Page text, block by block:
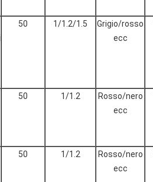
50 1/1.2/1.5
Grigio/rosso
ecc
50 1/1.2
Rosso/nero
ecc
50 1/1.2
Rosso/nero
ecc